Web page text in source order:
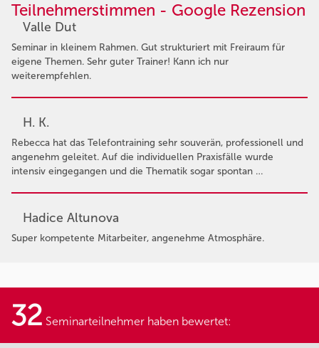
Teilnehmerstimmen - Google Rezension
Valle Dut
Seminar in kleinem Rahmen. Gut strukturiert mit Freiraum für
eigene Themen. Sehr guter Trainer! Kann ich nur
weiterempfehlen.
H. K.
Rebecca hat das Telefontraining sehr souverän, professionell und
angenehm geleitet. Auf die individuellen Praxisfälle wurde
intensiv eingegangen und die Thematik sogar spontan …
Hadice Altunova
Super kompetente Mitarbeiter, angenehme Atmosphäre.
32 Seminarteilnehmer haben bewertet: